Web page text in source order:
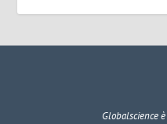
Globalscienceè